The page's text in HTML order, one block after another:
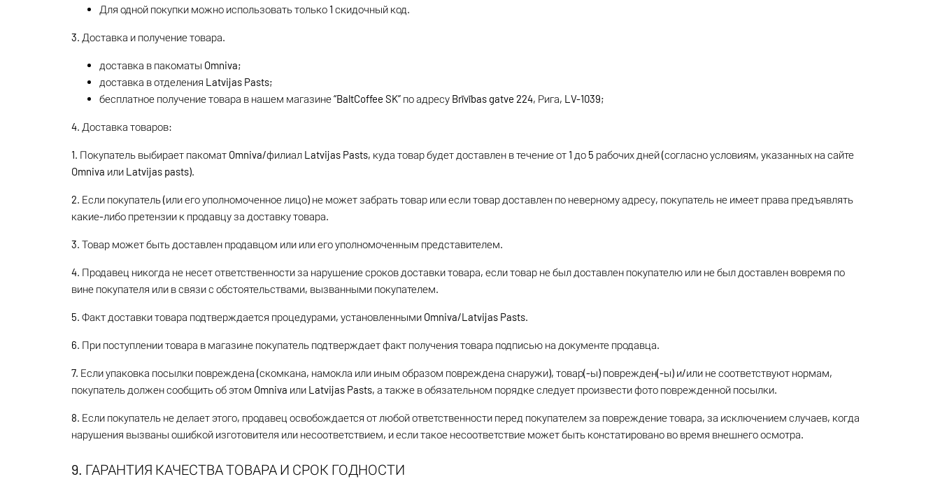
Для одной покупки можно использовать только 1 скидочный код.
3. Доставка и получение товара.
доставка в пакоматы Omniva;
доставка в отделения Latvijas Pasts;
бесплатное получение товара в нашем магазине “BaltCoffee SK” по адресу Brīvības gatve 224, Рига, LV-1039;
4. Доставка товаров:
1. Покупатель выбирает пакомат Omniva/филиал Latvijas Pasts, куда товар будет доставлен в течение от 1 до 5 рабочих дней (согласно условиям, указанных на сайте
Omniva или Latvijas pasts).
2. Если покупатель (или его уполномоченное лицо) не может забрать товар или если товар доставлен по неверному адресу, покупатель не имеет права предъявлять
какие-либо претензии к продавцу за доставку товара.
3. Товар может быть доставлен продавцом или или его уполномоченным представителем.
4. Продавец никогда не несет ответственности за нарушение сроков доставки товара, если товар не был доставлен покупателю или не был доставлен вовремя по
вине покупателя или в связи с обстоятельствами, вызванными покупателем.
5. Факт доставки товара подтверждается процедурами, установленными Omniva/Latvijas Pasts.
6. При поступлении товара в магазине покупатель подтверждает факт получения товара подписью на документе продавца.
7. Если упаковка посылки повреждена (скомкана, намокла или иным образом повреждена снаружи), товар(-ы) поврежден(-ы) и/или не соответствуют нормам,
покупатель должен сообщить об этом Omniva или Latvijas Pasts, а также в обязательном порядке следует произвести фото поврежденной посылки.
8. Если покупатель не делает этого, продавец освобождается от любой ответственности перед покупателем за повреждение товара, за исключением случаев, когда
нарушения вызваны ошибкой изготовителя или несоответствием, и если такое несоответствие может быть констатировано во время внешнего осмотра.
9. ГАРАНТИЯ КАЧЕСТВА ТОВАРА И СРОК ГОДНОСТИ